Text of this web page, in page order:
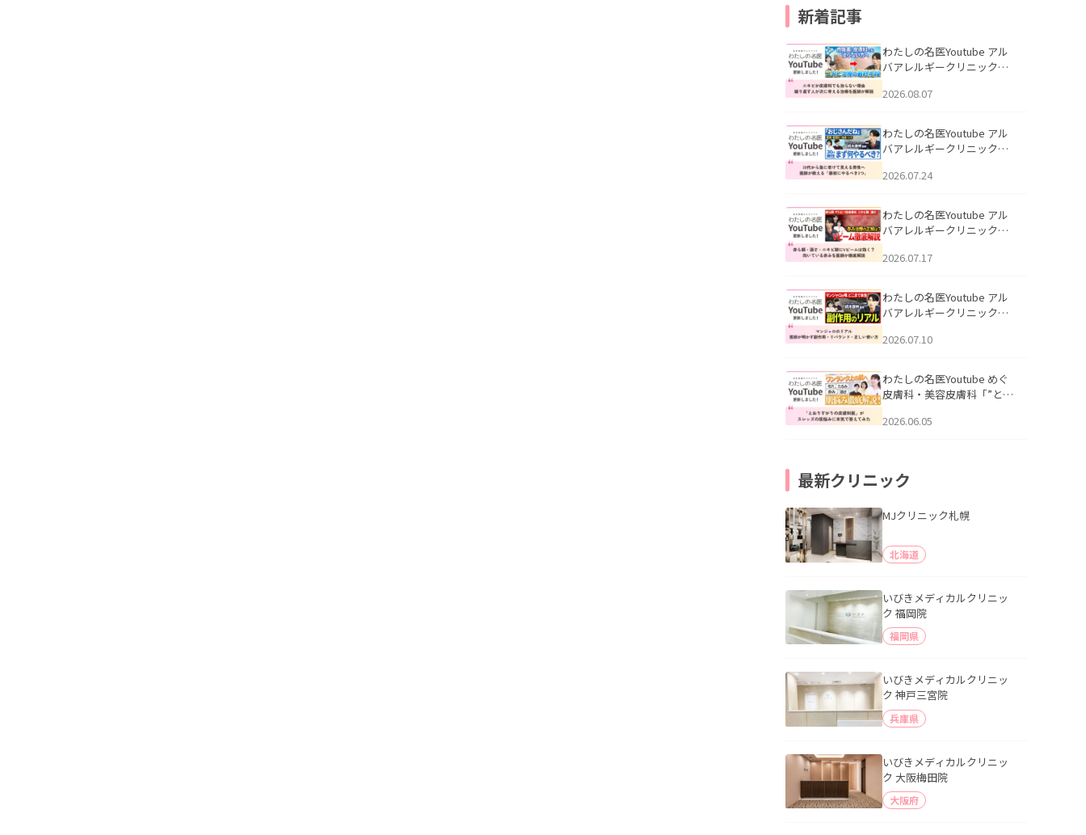
新着記事
わたしの名医Youtube アル
バアレルギークリニック札
らない理由｜繰り返す人が
説」を公開いたしました。
2026.08.07
わたしの名医Youtube アル
バアレルギークリニック札
える男性へ｜医師が教える
公開いたしました。
2026.07.24
わたしの名医Youtube アル
バアレルギークリニック札
跡にVビームは効く？向いて
説」を公開いたしました。
2026.07.17
わたしの名医Youtube アル
バアレルギークリニック札
医師が明かす副作用・リバ
公開いたしました。
2026.07.10
わたしの名医Youtube めぐ
皮膚科・美容皮膚科「”とお
ッズの肌悩みに本気で答え
2026.06.05
最新クリニック
MJクリニック札幌
北海道
いびきメディカルクリニッ
ク 福岡院
福岡県
いびきメディカルクリニッ
ク 神戸三宮院
兵庫県
いびきメディカルクリニッ
ク 大阪梅田院
大阪府